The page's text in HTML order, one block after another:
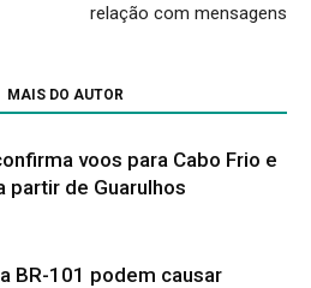
relação com mensagens
MAIS DO AUTOR
voos para Cabo Frio e
partir de Guarulhos
BR-101 podem causar